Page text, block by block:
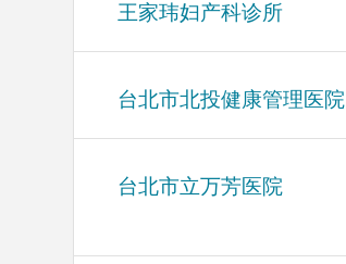
王家玮妇产科诊所
台北市北投健康管理医院
台北市立万芳医院